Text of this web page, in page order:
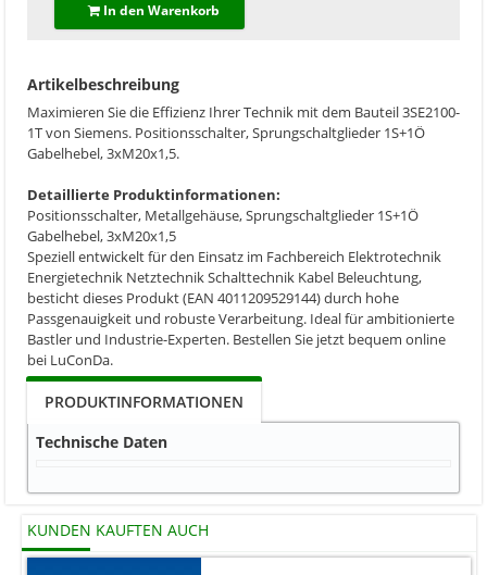
In den Warenkorb
Artikelbeschreibung
Maximieren Sie die Effizienz Ihrer Technik mit dem Bauteil 3SE2100-
1T von Siemens. Positionsschalter, Sprungschaltglieder 1S+1Ö
Gabelhebel, 3xM20x1,5.
Detaillierte Produktinformationen:
Positionsschalter, Metallgehäuse, Sprungschaltglieder 1S+1Ö
Gabelhebel, 3xM20x1,5
Speziell entwickelt für den Einsatz im Fachbereich Elektrotechnik
Energietechnik Netztechnik Schalttechnik Kabel Beleuchtung,
besticht dieses Produkt (EAN 4011209529144) durch hohe
Passgenauigkeit und robuste Verarbeitung. Ideal für ambitionierte
Bastler und Industrie-Experten. Bestellen Sie jetzt bequem online
bei LuConDa.
PRODUKTINFORMATIONEN
Technische Daten
KUNDEN KAUFTEN AUCH